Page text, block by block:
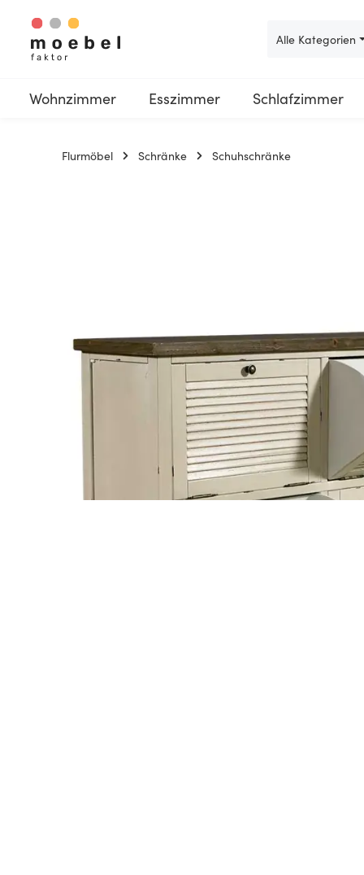
Hauptinhalt springen
Zur Suche springen
Zur Hauptnavigation springen
Alle Kategorien
Wohnzimmer Esszimmer Schlafzimmer
Flurmöbel Schränke Schuhschränke